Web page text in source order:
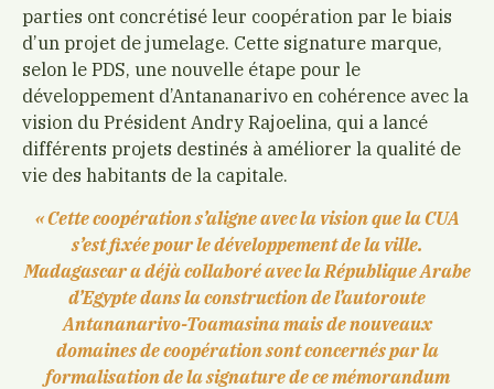
parties ont concrétisé leur coopération par le biais
d’un projet de jumelage. Cette signature marque,
selon le PDS, une nouvelle étape pour le
développement d’Antananarivo en cohérence avec la
vision du Président Andry Rajoelina, qui a lancé
différents projets destinés à améliorer la qualité de
vie des habitants de la capitale.
« Cette coopération s’aligne avec la vision que la CUA
s’est fixée pour le développement de la ville.
Madagascar a déjà collaboré avec la République Arabe
d’Egypte dans la construction de l’autoroute
Antananarivo-Toamasina mais de nouveaux
domaines de coopération sont concernés par la
formalisation de la signature de ce mémorandum